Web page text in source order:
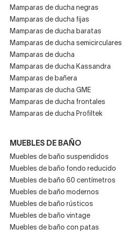
Mamparas de ducha negras
Mamparas de ducha fijas
Mamparas de ducha baratas
Mamparas de ducha semicirculares
Mamparas de ducha
Mamparas de ducha Kassandra
Mamparas de bañera
Mamparas de ducha GME
Mamparas de ducha frontales
Mamparas de ducha Profiltek
MUEBLES DE BAÑO
Muebles de baño suspendidos
Muebles de baño fondo reducido
Muebles de baño 60 centímetros
Muebles de baño modernos
Muebles de baño rústicos
Muebles de baño vintage
Muebles de baño con patas